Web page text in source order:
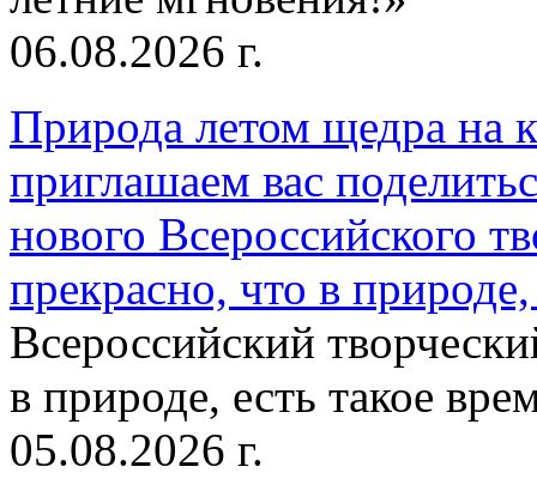
06.08.2026 г.
Природа летом щедра на
приглашаем вас
нового Всероссийского
прекрасно, что в
Всероссийский
в природе, есть такое
05.08.2026 г.